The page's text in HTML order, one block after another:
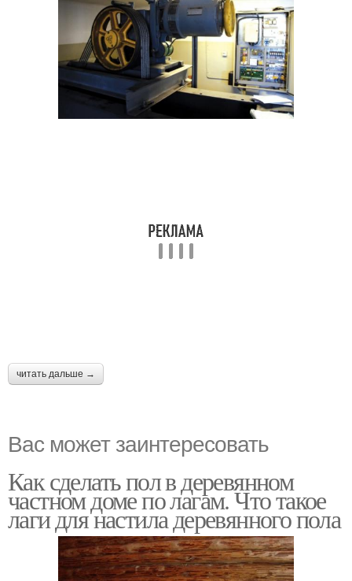
читать дальше →
Вас может заинтересовать
Как сделать пол в деревянном
частном доме по лагам. Что такое
лаги для настила деревянного пола